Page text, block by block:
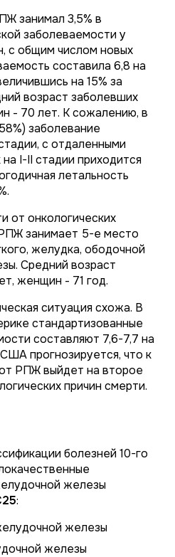
занимал 3,5% в
заболеваемости у
с общим числом новых
составила 6,8 на
на 15% за
возраст заболевших
- 70 лет. К сожалению, в
заболевание
с отдаленными
I-II стадии приходится
летальность
от онкологических
занимает 5-е место
желудка, ободочной
Средний возраст
женщин - 71 год.
ситуация схожа. В
стандартизованные
составляют 7,6-7,7 на
прогнозируется, что к
РПЖ выйдет на второе
причин смерти.
болезней 10-го
железы
:
железы
железы